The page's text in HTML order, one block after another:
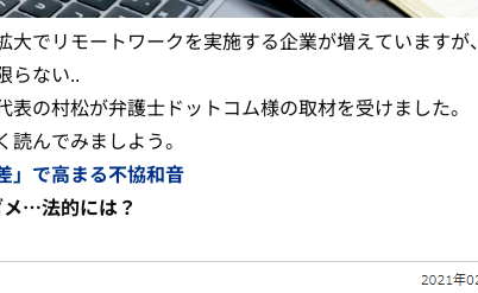
でリモートワークを実施する企業が増えていますが、
らない..
の村松が弁護士ドットコム様の取材を受けました。
んでみましよう。
」で高まる不協和音
…法的には？